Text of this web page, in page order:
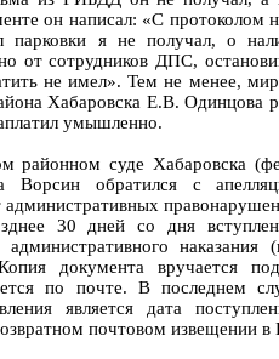
он написал: «С протоколом
я не получал, о
от сотрудников ДПС,
не имел». Тем не менее,
Хабаровска Е.В. Одинцова
умышленно.
районном суде Хабаровска
обратился с
административных
30 дней со дня
наказания
документа вручается
по почте. В последнем
является дата
почтовом извещении